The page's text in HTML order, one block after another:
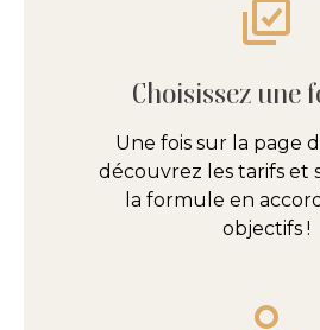
Choisissez une
Une fois sur la page
découvrez les tarifs et
la formule en
objectifs !